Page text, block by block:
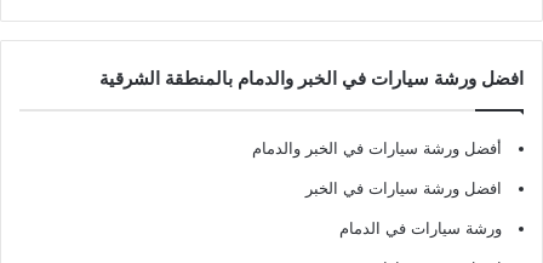
افضل ورشة سيارات في الخبر والدمام بالمنطقة الشرقية
أفضل ورشة سيارات في الخبر والدمام
افضل ورشة سيارات في الخبر
ورشة سيارات في الدمام